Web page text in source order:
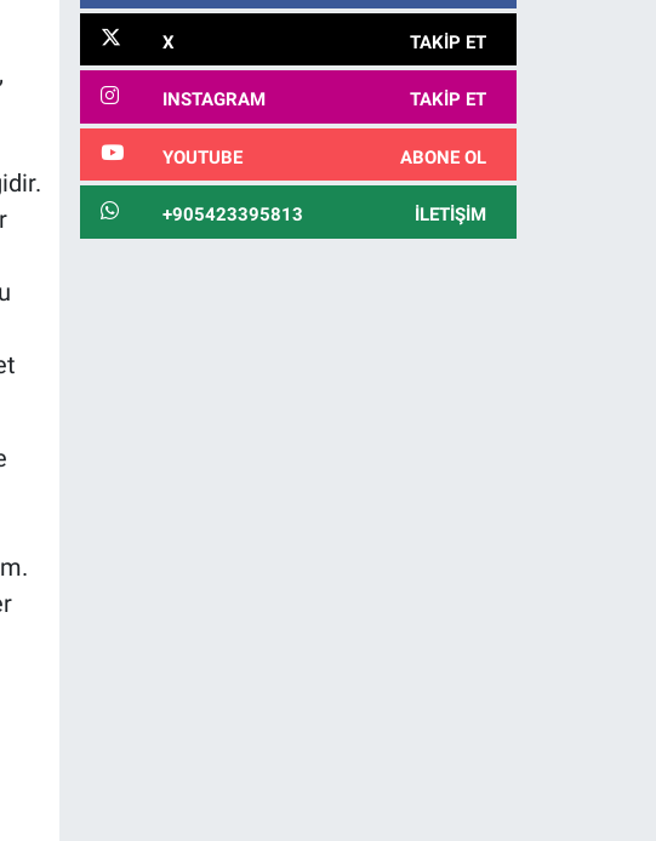
X TAKIP ET
INSTAGRAM TAKIP ET
YOUTUBE ABONE OL
+905423395813 İLETIŞIM